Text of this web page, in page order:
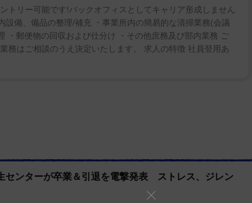
トリー可能です!バックオフィスとしてキャリア形成しません
設備、備品の整理/補充 ・事業所内の簡易的な清掃業務(会議
・郵便物の回収および仕分け ・その他庶務及び部内業務 ご
務はご相談のうえ決定いたします。 求人の特徴 社員登用あ
センターが卒業＆引退を電撃発表 ストレス、ジレン